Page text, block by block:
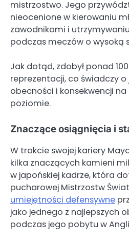
mistrzostwo. Jego
nieocenione w kierowaniu
zawodnikami i
podczas meczów o wysoką
Jak dotąd, zdobył ponad
reprezentacji, co świadczy o
obecności i konsekwencji
poziomie.
Znaczące osiągnięcia i
W trakcie swojej kariery
kilka znaczących kamieni
w japońskiej kadrze, która
pucharowej Mistrzostw
umiejętności defensywne
jako jednego z najlepszych
podczas jego pobytu w